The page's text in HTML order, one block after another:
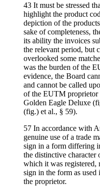
43 It must be stressed
highlight the product
depiction of the
sake of completeness,
its ability the invoices
the relevant period, but
overlooked some
was the burden of the
evidence, the Board
and cannot be called
of the EUTM proprietor
Golden Eagle Deluxe
(fig.) et al., § 59).
57 In accordance with
genuine use of a trade
sign in a form differing
the distinctive character
which it was registered,
sign in the form as used
the proprietor.